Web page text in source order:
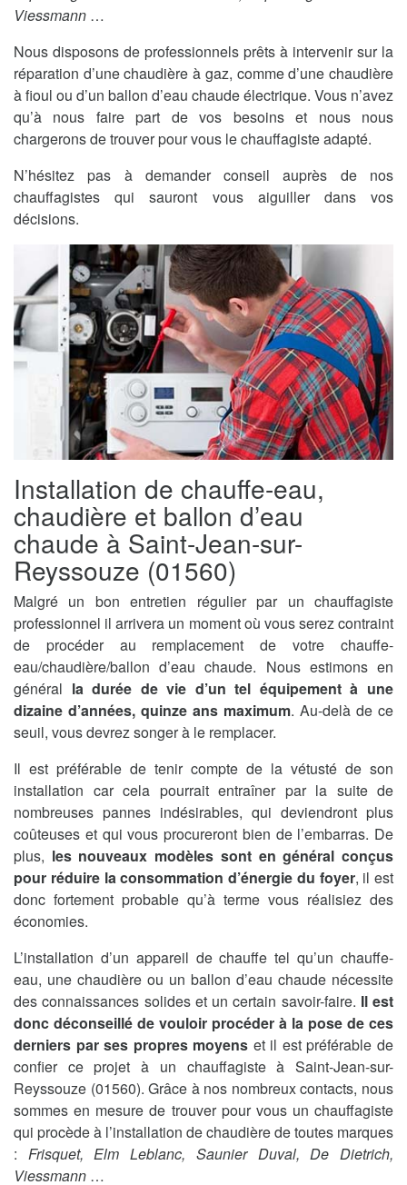
Viessmann …
Nous disposons de professionnels prêts à intervenir sur la
réparation d’une chaudière à gaz, comme d’une chaudière
à fioul ou d’un ballon d’eau chaude électrique. Vous n’avez
qu’à nous faire part de vos besoins et nous nous
chargerons de trouver pour vous le chauffagiste adapté.
N’hésitez pas à demander conseil auprès de nos
chauffagistes qui sauront vous aiguiller dans vos
décisions.
Installation de chauffe-eau,
chaudière et ballon d’eau
chaude à Saint-Jean-sur-
Reyssouze (01560)
Malgré un bon entretien régulier par un chauffagiste
professionnel il arrivera un moment où vous serez contraint
de procéder au remplacement de votre chauffe-
eau/chaudière/ballon d’eau chaude. Nous estimons en
général la durée de vie d’un tel équipement à une
dizaine d’années, quinze ans maximum. Au-delà de ce
seuil, vous devrez songer à le remplacer.
Il est préférable de tenir compte de la vétusté de son
installation car cela pourrait entraîner par la suite de
nombreuses pannes indésirables, qui deviendront plus
coûteuses et qui vous procureront bien de l’embarras. De
plus, les nouveaux modèles sont en général conçus
pour réduire la consommation d’énergie du foyer, il est
donc fortement probable qu’à terme vous réalisiez des
économies.
L’installation d’un appareil de chauffe tel qu’un chauffe-
eau, une chaudière ou un ballon d’eau chaude nécessite
des connaissances solides et un certain savoir-faire. Il est
donc déconseillé de vouloir procéder à la pose de ces
derniers par ses propres moyens et il est préférable de
confier ce projet à un chauffagiste à Saint-Jean-sur-
Reyssouze (01560). Grâce à nos nombreux contacts, nous
sommes en mesure de trouver pour vous un chauffagiste
qui procède à l’installation de chaudière de toutes marques
: Frisquet, Elm Leblanc, Saunier Duval, De Dietrich,
Viessmann …